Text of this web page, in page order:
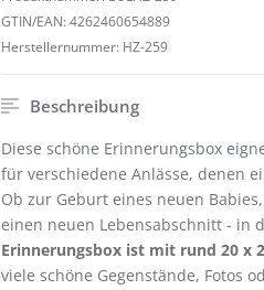
GTIN/EAN: 4262460654889
Herstellernummer: HZ-259
Beschreibung
Diese schöne Erinnerungsbox
für verschiedene Anlässe, denen
Ob zur Geburt eines neuen
einen neuen Lebensabschnitt - in
Erinnerungsbox ist mit rund 20 x
viele schöne Gegenstände, Fotos